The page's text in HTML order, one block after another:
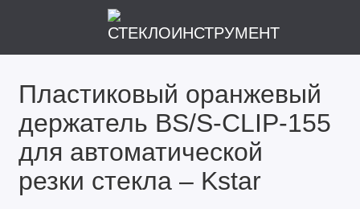
Пластиковый оранжевый
держатель BS/S-CLIP-155
для автоматической
резки стекла – Kstar